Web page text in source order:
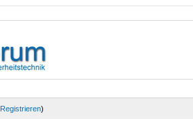
Registrieren)